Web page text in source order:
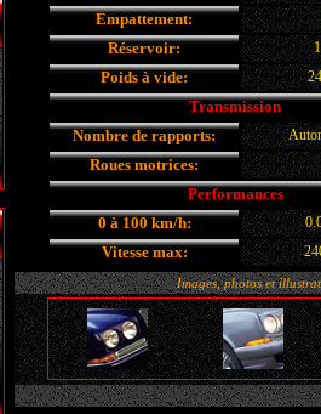
Empattement:
Réservoir:
Poids à vide:
Transmission
Nombre de rapports:
Roues motrices:
Performances
0 à 100 km/h:
Vitesse max:
Images, photos et